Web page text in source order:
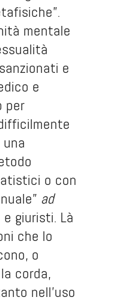
mentale
e
e
per
o con
ad
giuristi. Là
che lo
o
corda,
nell’uso